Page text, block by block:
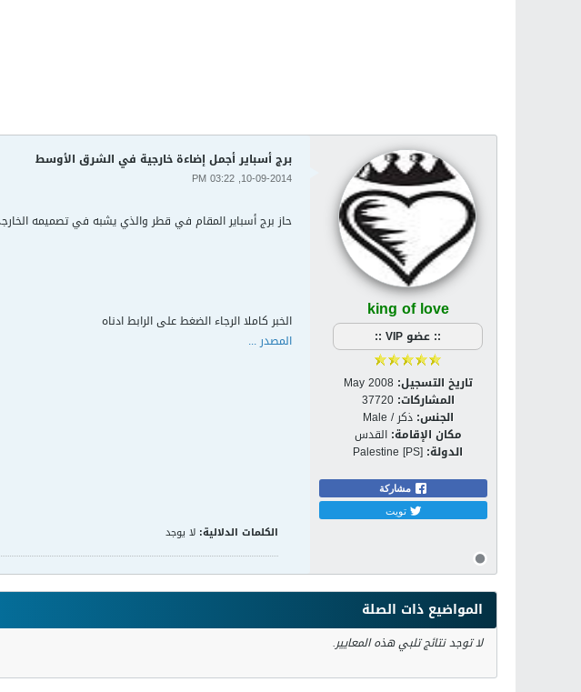
king of love
:: عضو VIP ::
تاريخ التسجيل: May 2008
المشاركات: 37720
الجنس: ذكر / Male
مكان الإقامة: القدس
الدولة: Palestine [PS]
مشاركة
تويت
برج أسباير أجمل إضاءة خارجية في الشرق الأوسط
10-09-2014, 03:22 PM
حاز برج أسباير المقام في قطر والذي يشبه في تصميمه
الخبر كاملا الرجاء الضغط على الرابط ادناه
المصدر ...
الكلمات الدلالية: لا يوجد
المواضيع ذات الصلة
لا توجد نتائج تلبي هذه المعايير.